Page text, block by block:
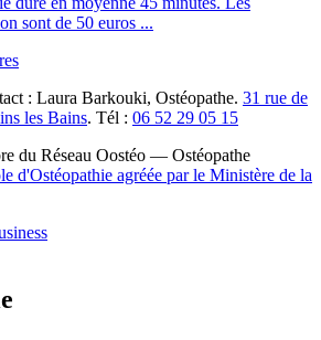
sont de 50 euros ...
: Laura Barkouki, Ostéopathe. 31 rue de
les Bains. Tél : 06 52 29 05 15
du Réseau Oostéo — Ostéopathe
d'Ostéopathie agréée par le Ministère de la